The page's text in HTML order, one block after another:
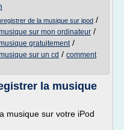
de la musique sur ipod /
sur mon ordinateur /
gratuitement/
sur un cd / comment
la musique
musique sur votre iPod